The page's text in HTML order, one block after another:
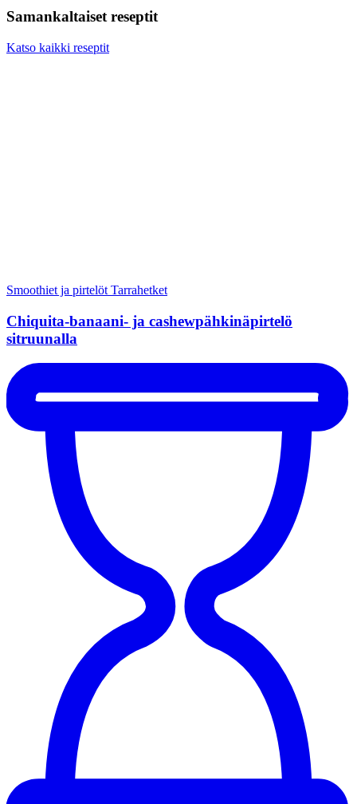
Samankaltaiset reseptit
Katso kaikki reseptit
Smoothiet ja pirtelöt Tarrahetket
Chiquita-banaani- ja cashewpähkinäpirtelö
sitruunalla